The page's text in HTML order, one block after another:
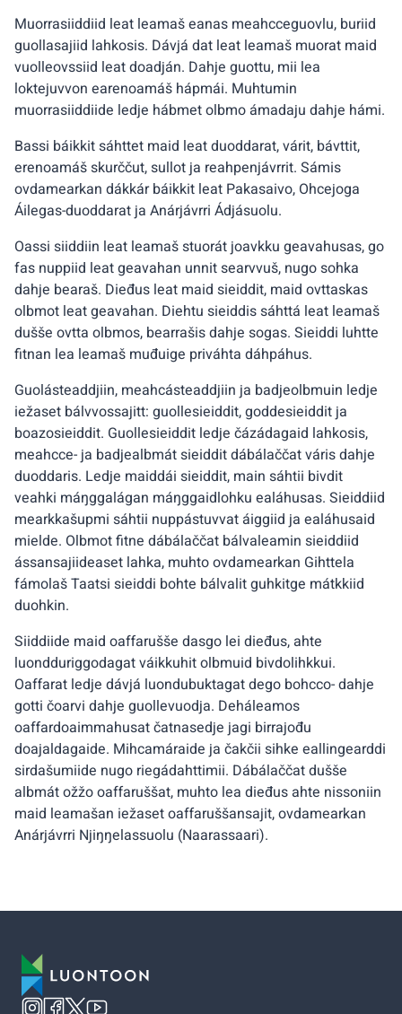
Muorrasiiddiid leat leamaš eanas meahcceguovlu, buriid
guollasajiid lahkosis. Dávjá dat leat leamaš muorat maid
vuolleovssiid leat doadján. Dahje guottu, mii lea
loktejuvvon earenoamáš hápmái. Muhtumin
muorrasiiddiide ledje hábmet olbmo ámadaju dahje hámi.
Bassi báikkit sáhttet maid leat duoddarat, várit, bávttit,
erenoamáš skurččut, sullot ja reahpenjávrrit. Sámis
ovdamearkan dákkár báikkit leat Pakasaivo, Ohcejoga
Áilegas-duoddarat ja Anárjávrri Ádjásuolu.
Oassi siiddiin leat leamaš stuorát joavkku geavahusas, go
fas nuppiid leat geavahan unnit searvvuš, nugo sohka
dahje bearaš. Dieđus leat maid sieiddit, maid ovttaskas
olbmot leat geavahan. Diehtu sieiddis sáhttá leat leamaš
dušše ovtta olbmos, bearrašis dahje sogas. Sieiddi luhtte
fitnan lea leamaš muđuige priváhta dáhpáhus.
Guolásteaddjiin, meahcásteaddjiin ja badjeolbmuin ledje
iežaset bálvvossajitt: guollesieiddit, goddesieiddit ja
boazosieiddit. Guollesieiddit ledje čázádagaid lahkosis,
meahcce- ja badjealbmát sieiddit dábálaččat váris dahje
duoddaris. Ledje maiddái sieiddit, main sáhtii bivdit
veahki máŋggalágan máŋggaidlohku ealáhusas. Sieiddiid
mearkkašupmi sáhtii nuppástuvvat áiggiid ja ealáhusaid
mielde. Olbmot fitne dábálaččat bálvaleamin sieiddiid
ássansajiideaset lahka, muhto ovdamearkan Gihttela
fámolaš Taatsi sieiddi bohte bálvalit guhkitge mátkkiid
duohkin.
Siiddiide maid oaffarušše dasgo lei dieđus, ahte
luondduriggodagat váikkuhit olbmuid bivdolihkkui.
Oaffarat ledje dávjá luondubuktagat dego bohcco- dahje
gotti čoarvi dahje guollevuodja. Deháleamos
oaffardoaimmahusat čatnasedje jagi birrajođu
doajaldagaide. Mihcamáraide ja čakčii sihke eallingearddi
sirdašumiide nugo riegádahttimii. Dábálaččat dušše
albmát ožžo oaffaruššat, muhto lea dieđus ahte nissoniin
maid leamašan iežaset oaffaruššansajit, ovdamearkan
Anárjávrri Njiŋŋelassuolu (Naarassaari).